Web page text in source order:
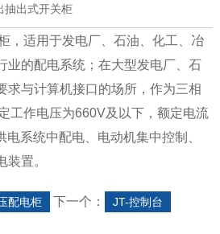
抽出式开关柜
，适用于发电厂、石油、化工、冶
业的配电系统；在大型发电厂、石
求与计算机接口的场所，作为三相
工作电压为660V及以下，额定电流
系统中配电、电动机集中控制、
置。
配电柜 下一个： JT-控制台